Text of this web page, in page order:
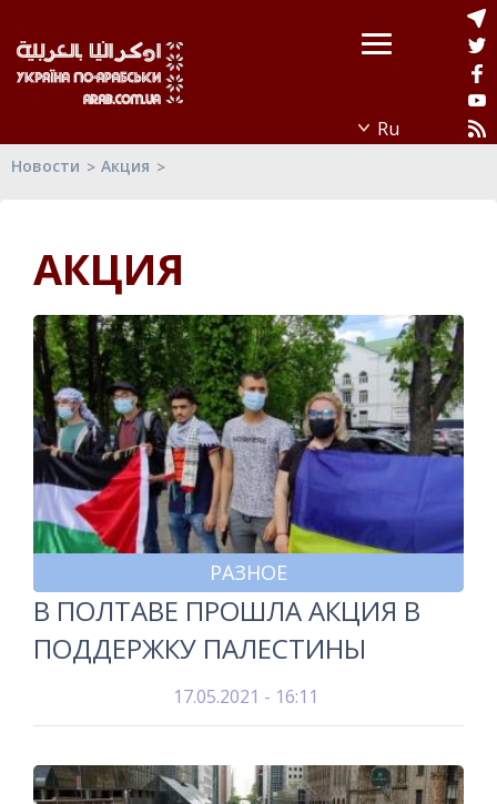
Новости Акция
АКЦИЯ
РАЗНОЕ
В ПОЛТАВЕ ПРОШЛА АКЦИЯ В
ПОДДЕРЖКУ ПАЛЕСТИНЫ
17.05.2021 - 16:11